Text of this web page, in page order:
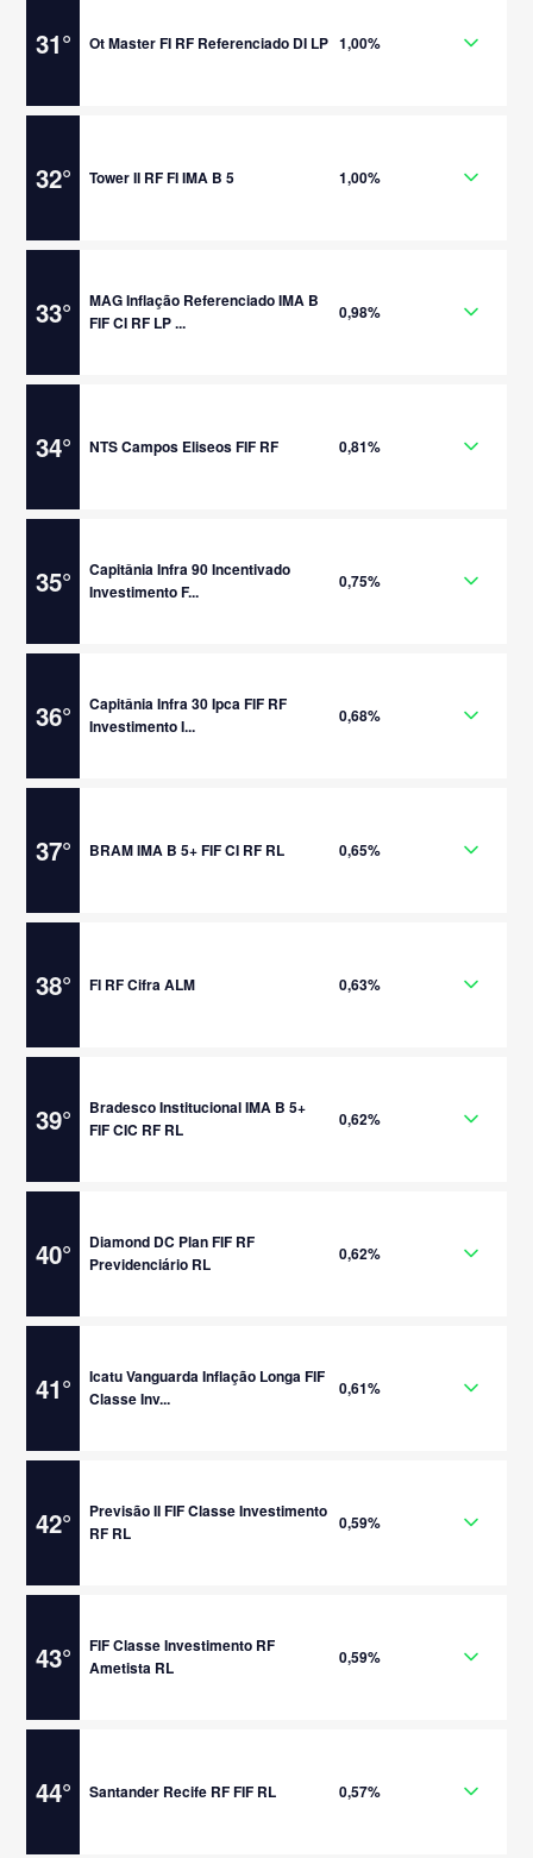
31° Ot Master FI RF Referenciado DI LP 1,00%
32° Tower II RF FI IMA B 5 1,00%
33°
MAG Inflação Referenciado IMA B
FIF CI RF LP ...
0,98%
34° NTS Campos Eliseos FIF RF 0,81%
35°
Capitânia Infra 90 Incentivado
Investimento F...
0,75%
36°
Capitânia Infra 30 Ipca FIF RF
Investimento I...
0,68%
37° BRAM IMA B 5+ FIF CI RF RL 0,65%
38° FI RF Cifra ALM 0,63%
39°
Bradesco Institucional IMA B 5+
FIF CIC RF RL
0,62%
40°
Diamond DC Plan FIF RF
Previdenciário RL
0,62%
41°
Icatu Vanguarda Inflação Longa FIF
Classe Inv...
0,61%
42°
Previsão II FIF Classe Investimento
RF RL
0,59%
43°
FIF Classe Investimento RF
Ametista RL
0,59%
44° Santander Recife RF FIF RL 0,57%